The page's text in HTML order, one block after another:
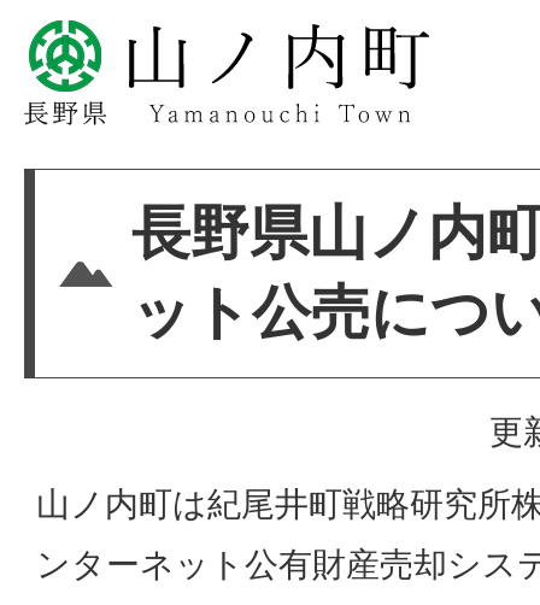
長野県山ノ内
ット公売につ
更
山ノ内町は紀尾井町戦略研究所
ンターネット公有財産売却シス